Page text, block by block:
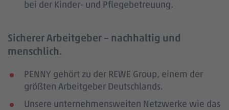
bei der Kinder- und Pflegebetreuung.
Sicherer Arbeitgeber – nachhaltig und
menschlich.
PENNY gehört zu der REWE Group, einem der
größten Arbeitgeber Deutschlands.
Unsere unternehmensweiten Netzwerke wie das